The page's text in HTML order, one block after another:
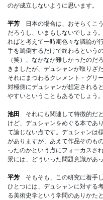
のが成立しないように思います。
平芳 日本の場合は、おそらくこ
だろうし、いまもしないでしょう
ればと考えて一時期色々な議論が
手を罵倒するだけで終わるという
（笑）、なかなか難しかったの
きましたが、デュシャンが取りざ
それにまつわるクレメント・グリ
対極側にデュシャンが想定される
やすいということもあるでしょう。
池田 それにも関連して特徴的だ
けど、デュシャンをめぐる本であ
て論じない点です。デュシャンは
がありますが、あえて作品そのも
ったのかという点にフォーカスさ
景には、どういった問題意識があ
平芳 そもそも、この研究に着手
ひとつには、デュシャンに対する
る美術史学という学問のありかた